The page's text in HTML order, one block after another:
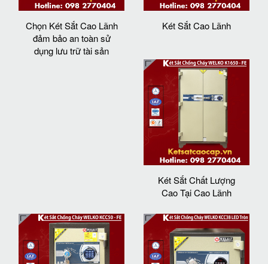
Chọn Két Sắt Cao Lãnh
đảm bảo an toàn sử
dụng lưu trữ tài sản
Két Sắt Cao Lãnh
Két Sắt Chất Lượng
Cao Tại Cao Lãnh